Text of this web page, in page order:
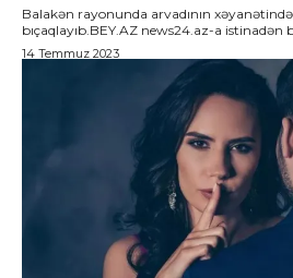
Balakən rayonunda arvadının
bıçaqlayıb.BEY.AZ news24.az-a istinadən
14 Temmuz 2023